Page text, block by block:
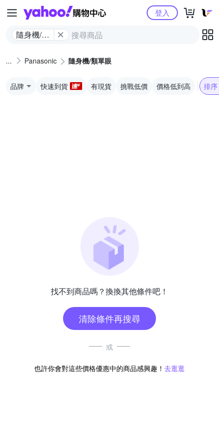
Yahoo購物中心
隨身機/類
登入
Panasonic 隨身機/類單眼
品牌 快速到貨 有現貨 挑戰低價 價格低到高 排序
找不到商品嗎？換換其他條件吧！
清除條件再搜尋
或
也許你會對這些價格優惠中的商品感興趣！ 去逛逛